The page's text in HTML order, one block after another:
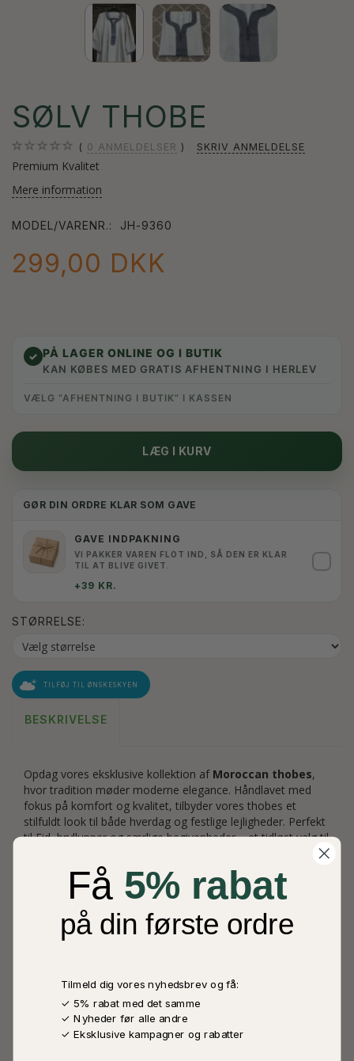
SØLV THOBE
0 ANMELDELSER SKRIV ANMELDELSE
Premium Kvalitet
Mere information
MODEL/VARENR.: JH-9360
299,00 DKK
✓ PÅ LAGER ONLINE OG I BUTIK
KAN KØBES MED GRATIS AFHENTNING I HERLEV
VÆLG “AFHENTNING I BUTIK” I KASSEN
LÆG I KURV
GØR DIN ORDRE KLAR SOM GAVE
GAVE INDPAKNING
VI PAKKER VAREN FLOT IND, SÅ DEN ER KLAR
TIL AT BLIVE GIVET.
+39 KR.
STØRRELSE:
TILFØJ TIL ØNSKESKYEN
BESKRIVELSE
Opdag vores eksklusive kollektion af Moroccan thobes,
hvor tradition møder moderne elegance. Håndlavet med
fokus på komfort og kvalitet, tilbyder vores thobes et
stilfuldt look til både hverdag og festlige lejligheder. Perfekt
til Eid, bryllupper og særlige begivenheder – et tidløst valg til
farver og unikke detaljer, der fremhæver din personlige stil.
Small, 38 (1)
Medium, 42 (2)
Large, 46 (3)
XL, 52 (4)
ANDRE KØBTE OGSÅ
Få 5% rabat
på din første ordre
Tilmeld dig vores nyhedsbrev og få:
✓ 5% rabat med det samme
✓ Nyheder før alle andre
✓ Eksklusive kampagner og rabatter